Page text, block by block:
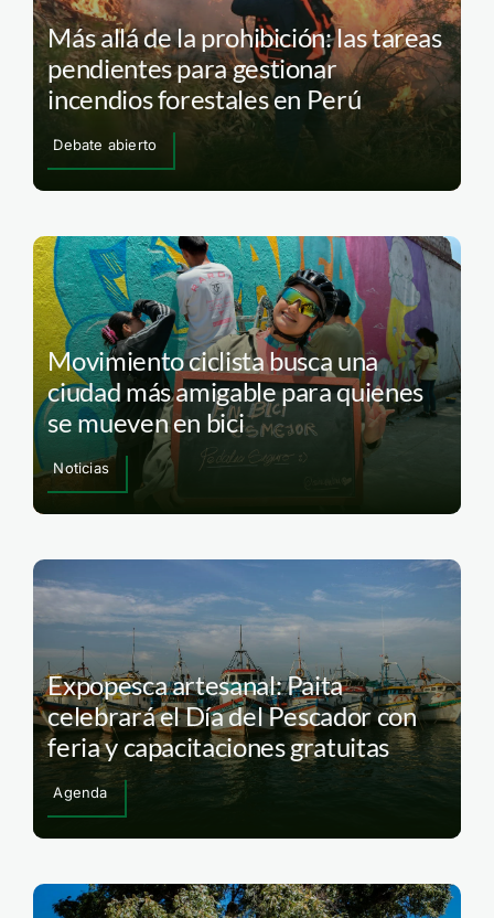
Más allá de la prohibición: las tareas
pendientes para gestionar
incendios forestales en Perú
Debate abierto
Movimiento ciclista busca una
ciudad más amigable para quienes
se mueven en bici
Noticias
Expopesca artesanal: Paita
celebrará el Día del Pescador con
feria y capacitaciones gratuitas
Agenda